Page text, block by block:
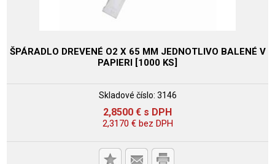
ŠPÁRADLO DREVENÉ O2 X 65 MM JEDNOTLIVO BALENÉ V
PAPIERI [1000 KS]
Skladové číslo: 3146
2,8500 € s DPH
2,3170 €bez DPH